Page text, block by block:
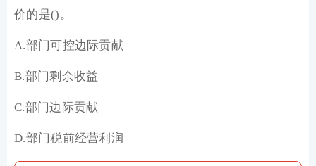
价的是()。
A.部门可控边际贡献
B.部门剩余收益
C.部门边际贡献
D.部门税前经营利润